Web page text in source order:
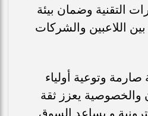
التقنية وضمان بيئة
اللاعبين والشركات
وتوعية أولياء
والخصوصية يعزز ثقة
و يساعد السوق